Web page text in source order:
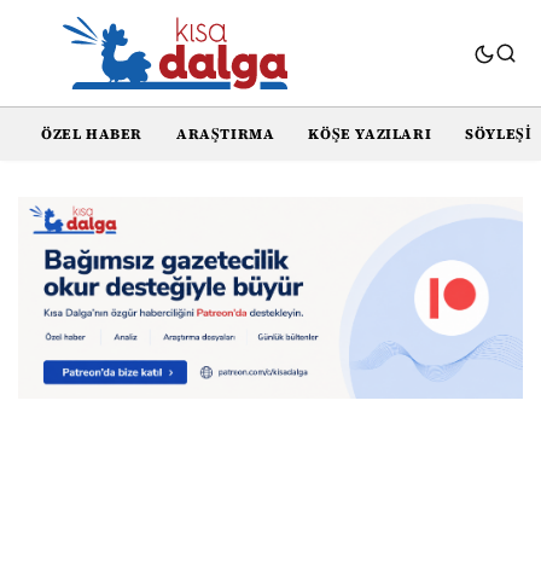
ÖZEL HABER ARAŞTIRMA KÖŞE YAZILARI SÖYLEŞI